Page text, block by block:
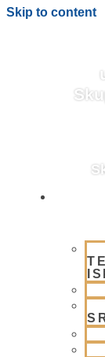
Skip to content
BLOG